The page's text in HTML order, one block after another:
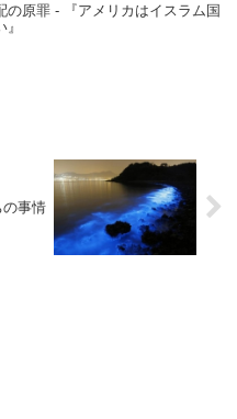
の原罪 - 『アメリカはイスラム国
の事情